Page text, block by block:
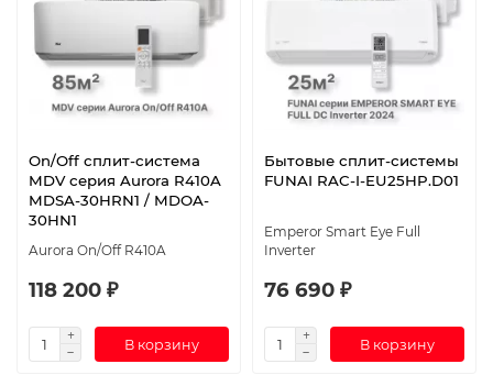
On/Off сплит-система
MDV серия Aurora R410A
MDSA-30HRN1 / MDOA-
30HN1
Aurora On/Off R410A
118 200 ₽
В корзину
Бытовые сплит-системы
FUNAI RAC-I-EU25HP.D01
Emperor Smart Eye Full
Inverter
76 690 ₽
В корзину